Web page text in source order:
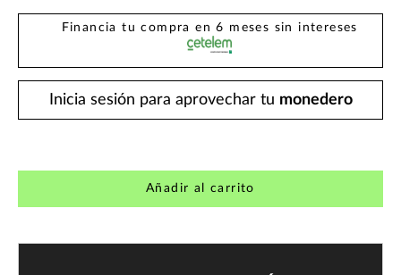
Financia tu compra en 6 meses sin intereses
Inicia sesión para aprovechar tu monedero
Añadir al carrito